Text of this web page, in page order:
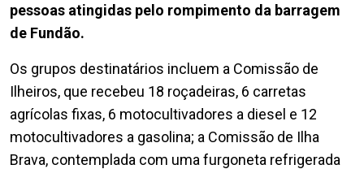
pessoas atingidas pelo rompimento da barragem
de Fundão.
Os grupos destinatários incluem a Comissão de
Ilheiros, que recebeu 18 roçadeiras, 6 carretas
agrícolas fixas, 6 motocultivadores a diesel e 12
motocultivadores a gasolina; a Comissão de Ilha
Brava, contemplada com uma furgoneta refrigerada